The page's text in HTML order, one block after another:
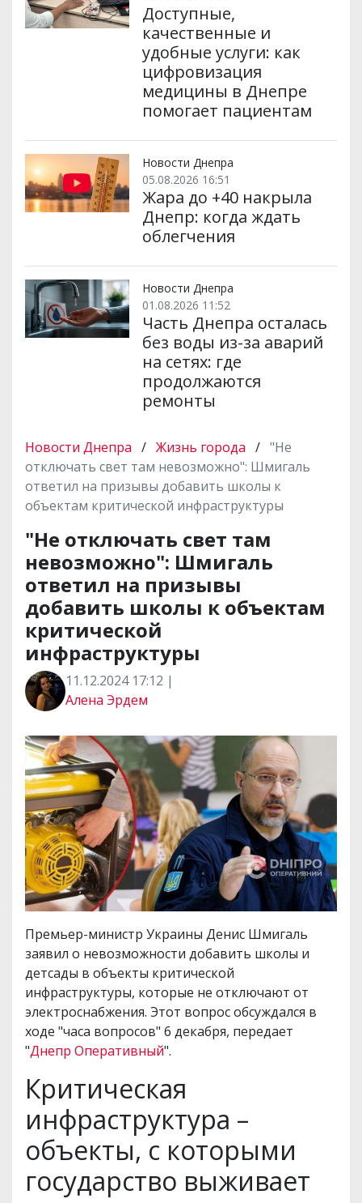
Доступные,
качественные и
удобные услуги: как
цифровизация
медицины в Днепре
помогает пациентам
Новости Днепра
05.08.2026 16:51
Жара до +40 накрыла
Днепр: когда ждать
облегчения
Новости Днепра
01.08.2026 11:52
Часть Днепра осталась
без воды из-за аварий
на сетях: где
продолжаются
ремонты
Новости Днепра / Жизнь города / "Не
отключать свет там невозможно": Шмигаль
ответил на призывы добавить школы к
объектам критической инфраструктуры
"Не отключать свет там
невозможно": Шмигаль
ответил на призывы
добавить школы к объектам
критической
инфраструктуры
11.12.2024 17:12 |
Алена Эрдем
Премьер-министр Украины Денис Шмигаль
заявил о невозможности добавить школы и
детсады в объекты критической
инфраструктуры, которые не отключают от
электроснабжения. Этот вопрос обсуждался в
ходе "часа вопросов" 6 декабря, передает
"Днепр Оперативный".
Критическая
инфраструктура – ​​
объекты, с которыми
государство выживает